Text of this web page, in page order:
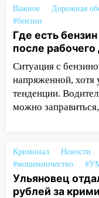
подвез троих
заработал
18:14 Прогноз
Ульяновской
18:00
экстрим: в
большой
Где
17:05 «Обыск»
Ульяновске
сообщницу
Важное Дорожная
#бензин
Где есть
после
Ситуация с
напряженной, хотя
тенденции.
можно
Криминал Новости
#мошенничество
Ульяновец
рублей за